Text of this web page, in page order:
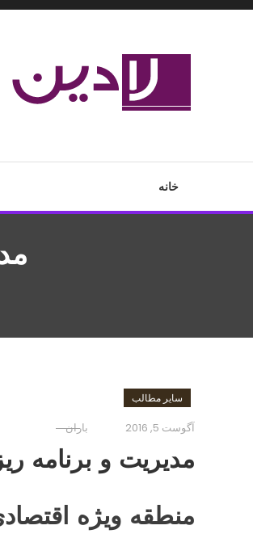
Skip
خانه
سایر مطالب
آگوست 5, 2016 باران
مدیریت و برنامه
منطقه ویژه